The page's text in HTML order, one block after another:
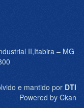
II,Itabira – MG
e mantido por DTI
Powered by Ckan